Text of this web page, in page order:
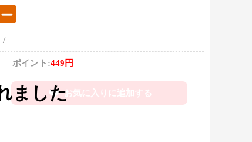
/
ポイント:449円
お気に入りに追加する